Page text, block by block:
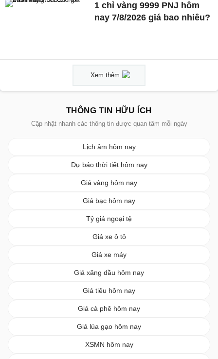
1 chỉ vàng 9999 PNJ hôm
nay 7/8/2026 giá bao nhiêu?
Xem thêm
THÔNG TIN HỮU ÍCH
Cập nhật nhanh các thông tin được quan tâm mỗi ngày
Lịch âm hôm nay
Dự báo thời tiết hôm nay
Giá vàng hôm nay
Giá bạc hôm nay
Tỷ giá ngoại tệ
Giá xe ô tô
Giá xe máy
Giá xăng dầu hôm nay
Giá tiêu hôm nay
Giá cà phê hôm nay
Giá lúa gạo hôm nay
XSMN hôm nay